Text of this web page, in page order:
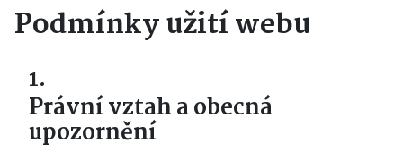
Podmínky užití webu
Právní vztah a obecná
upozornění